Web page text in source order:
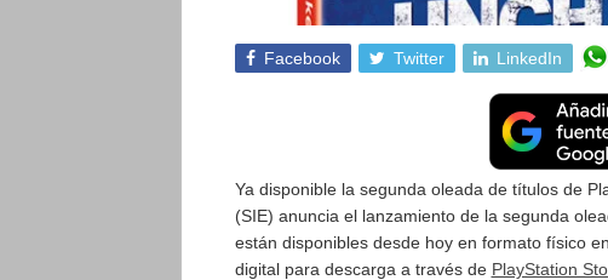
Facebook Twitter LinkedIn
Ya disponible la segunda oleada de títulos de
(SIE) anuncia el lanzamiento de la segunda
están disponibles desde hoy en formato físico
digital para descarga a través de PlayStation